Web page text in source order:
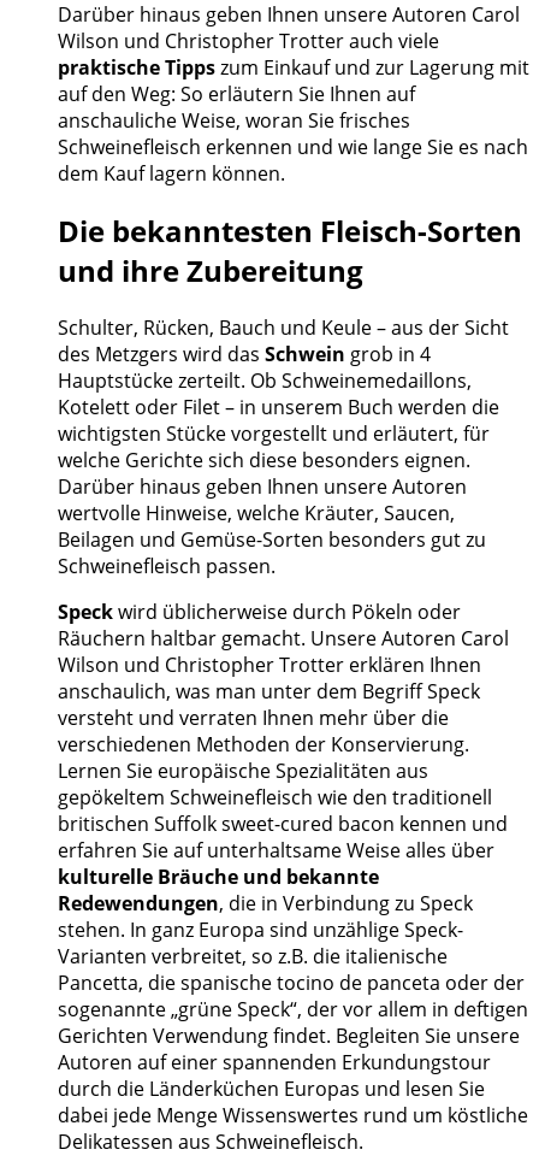
Darüber hinaus geben Ihnen unsere Autoren Carol
Wilson und Christopher Trotter auch viele
praktische Tippszum Einkauf und zur Lagerung mit
auf den Weg: So erläutern Sie Ihnen auf
anschauliche Weise, woran Sie frisches
Schweinefleisch erkennen und wie lange Sie es nach
dem Kauf lagern können.
Die bekanntesten Fleisch-Sorten
und ihre Zubereitung
Schulter, Rücken, Bauch und Keule – aus der Sicht
des Metzgers wird das Schwein grob in 4
Hauptstücke zerteilt. Ob Schweinemedaillons,
Kotelett oder Filet – in unserem Buch werden die
wichtigsten Stücke vorgestellt und erläutert, für
welche Gerichte sich diese besonders eignen.
Darüber hinaus geben Ihnen unsere Autoren
wertvolle Hinweise, welche Kräuter, Saucen,
Beilagen und Gemüse-Sorten besonders gut zu
Schweinefleisch passen.
Speckwird üblicherweise durch Pökeln oder
Räuchern haltbar gemacht. Unsere Autoren Carol
Wilson und Christopher Trotter erklären Ihnen
anschaulich, was man unter dem Begriff Speck
versteht und verraten Ihnen mehr über die
verschiedenen Methoden der Konservierung.
Lernen Sie europäische Spezialitäten aus
gepökeltem Schweinefleisch wie den traditionell
britischen Suffolk sweet-cured bacon kennen und
erfahren Sie auf unterhaltsame Weise alles über
kulturelle Bräuche und bekannte
Redewendungen, die in Verbindung zu Speck
stehen. In ganz Europa sind unzählige Speck-
Varianten verbreitet, so z.B. die italienische
Pancetta, die spanische tocino de panceta oder der
sogenannte „grüne Speck“, der vor allem in deftigen
Gerichten Verwendung findet. Begleiten Sie unsere
Autoren auf einer spannenden Erkundungstour
durch die Länderküchen Europas und lesen Sie
dabei jede Menge Wissenswertes rund um köstliche
Delikatessen aus Schweinefleisch.